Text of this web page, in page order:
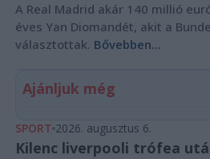
A Real Madrid akár 140 millió
éves Yan Diomandét, akit a
választottak. Bővebben...
Ajánljuk még
SPORT 2026. augusztus 6.
Kilenc liverpooli trófea